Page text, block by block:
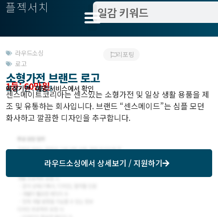
플젝서치
라우드소싱
로고
리포팅
소형가전 브랜드 로고
1등: 60만원
모집기한 : 02/25
예상기간 : 해당 서비스에서 확인
센스메이트코리아는 센스있는 소형가전 및 일상 생활 용품을 제
조 및 유통하는 회사입니다. 브랜드 “센스메이드”는 심플 모던
화사하고 깔끔한 디자인을 추구합니다.
라우드소싱에서 상세보기 / 지원하기